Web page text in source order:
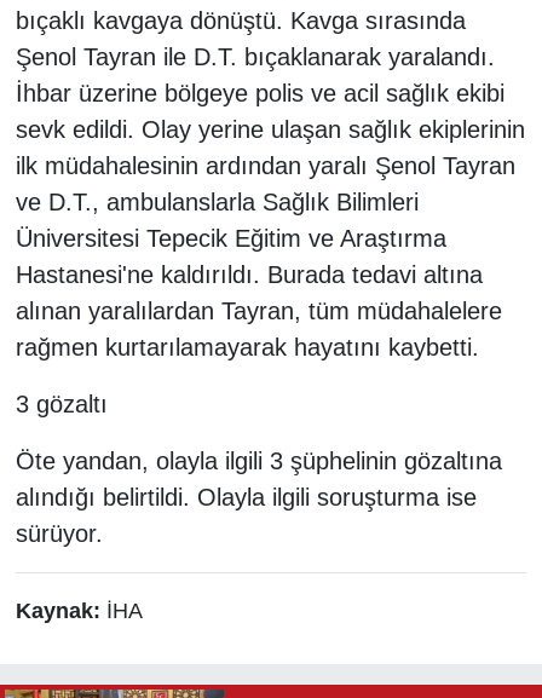
bıçaklı kavgaya dönüştü. Kavga sırasında
Şenol Tayran ile D.T. bıçaklanarak yaralandı.
İhbar üzerine bölgeye polis ve acil sağlık ekibi
sevk edildi. Olay yerine ulaşan sağlık ekiplerinin
ilk müdahalesinin ardından yaralı Şenol Tayran
ve D.T., ambulanslarla Sağlık Bilimleri
Üniversitesi Tepecik Eğitim ve Araştırma
Hastanesi'ne kaldırıldı. Burada tedavi altına
alınan yaralılardan Tayran, tüm müdahalelere
rağmen kurtarılamayarak hayatını kaybetti.
3 gözaltı
Öte yandan, olayla ilgili 3 şüphelinin gözaltına
alındığı belirtildi. Olayla ilgili soruşturma ise
sürüyor.
Kaynak: İHA